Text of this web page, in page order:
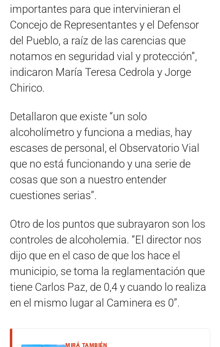
importantes para que intervinieran el
Concejo de Representantes y el Defensor
del Pueblo, a raíz de las carencias que
notamos en seguridad vial y protección”,
indicaron María Teresa Cedrola y Jorge
Chirico.
Detallaron que existe “un solo
alcoholímetro y funciona a medias, hay
escases de personal, el Observatorio Vial
que no está funcionando y una serie de
cosas que son a nuestro entender
cuestiones serias”.
Otro de los puntos que subrayaron son los
controles de alcoholemia. “El director nos
dijo que en el caso de que los hace el
municipio, se toma la reglamentación que
tiene Carlos Paz, de 0,4 y cuando lo realiza
en el mismo lugar al Caminera es 0”.
MIRÁ TAMBIÉN